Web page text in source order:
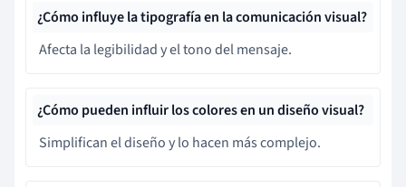
¿Cómo influye la tipografía en la comunicación visual?
Afecta la legibilidad y el tono del mensaje.
¿Cómo pueden influir los colores en un diseño visual?
Simplifican el diseño y lo hacen más complejo.